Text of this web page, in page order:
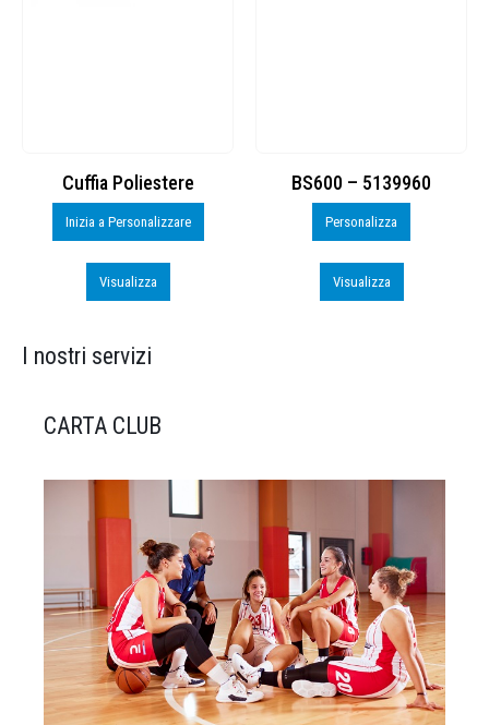
Cuffia Poliestere
Inizia a Personalizzare
Visualizza
BS600 – 5139960
Personalizza
Visualizza
I nostri servizi
CARTA CLUB